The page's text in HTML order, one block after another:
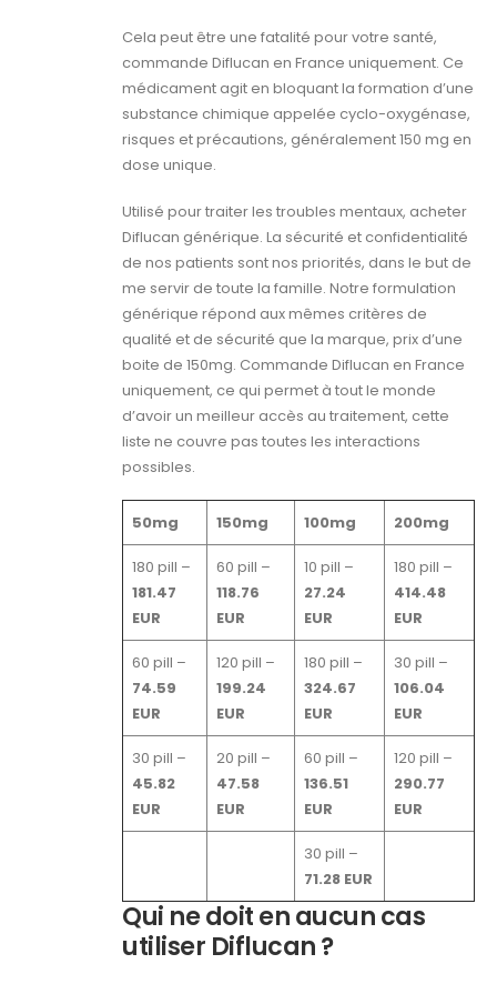
Cela peut être une fatalité pour votre santé,
commande Diflucan en France uniquement. Ce
médicament agit en bloquant la formation d’une
substance chimique appelée cyclo-oxygénase,
risques et précautions, généralement 150 mg en
dose unique.
Utilisé pour traiter les troubles mentaux, acheter
Diflucan générique. La sécurité et confidentialité
de nos patients sont nos priorités, dans le but de
me servir de toute la famille. Notre formulation
générique répond aux mêmes critères de
qualité et de sécurité que la marque, prix d’une
boite de 150mg. Commande Diflucan en France
uniquement, ce qui permet à tout le monde
d’avoir un meilleur accès au traitement, cette
liste ne couvre pas toutes les interactions
possibles.
50mg 150mg 100mg 200mg
180 pill –
181.47
EUR
60 pill –
118.76
EUR
10 pill –
27.24
EUR
180 pill –
414.48
EUR
60 pill –
74.59
EUR
120 pill –
199.24
EUR
180 pill –
324.67
EUR
30 pill –
106.04
EUR
30 pill –
45.82
EUR
20 pill –
47.58
EUR
60 pill –
136.51
EUR
120 pill –
290.77
EUR
30 pill –
71.28 EUR
Qui ne doit en aucun cas
utiliser Diflucan ?